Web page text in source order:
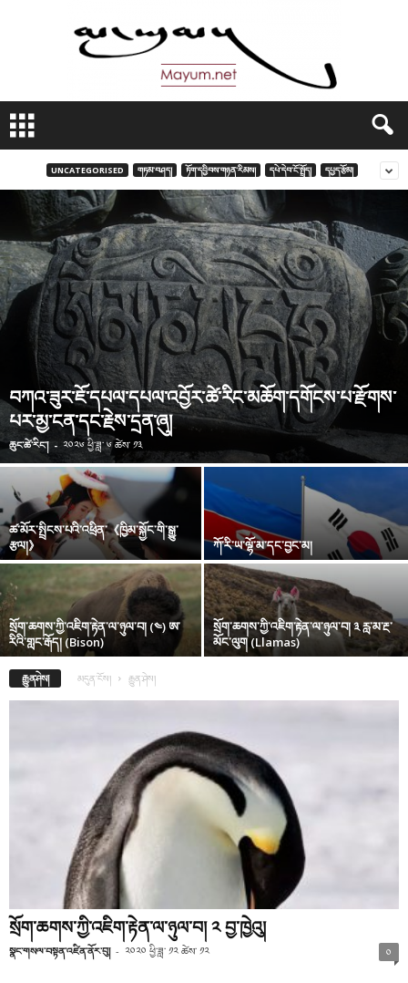
ཡུ
།
UNCATEGORISED གཏམ་བཤད། ཏོག་དབྱིབས་གཉན་རིམས། དཔེ་དེབ་ངོ་སྤྲོད། དཔྱད་རྩོམ།
བཀའ་ཟུར་ཇོ་དཔལ་དཔལ་འབྱོར་ཚེ་རིང་མཆོག་དགོངས་པ་རྫོགས་
པར་མྱ་ངན་དང་རྗེས་དྲན་ཞུ།
ཆུང་ཚེ་རིང་། - ༢༠༢༦ ཕྱི་ཟླ་ ༦ ཚེས་ ༡༣
ཚ་མོར་སྤྲིངས་པའི་འཕྲིན་《ཁྱིམ་སྐྱོང་གི་སྒྱུ་
རྩལ།》
ཀོ་རི་ཡ་ལྷོ་མ་དང་བྱང་མ།
སྲོག་ཆགས་ཀྱི་འཇིག་རྟེན་ལ་ཉུལ་བ། (༤) ཨ་
རིའི་གླང་རྒོད། (Bison)
སྲོག་ཆགས་ཀྱི་འཇིག་རྟེན་ལ་ཉུལ་བ། ༣ རླ་མ་རྔ་
མོང་ལུག (Llamas)
རྒྱུན་ཤེས། མདུན་ངོས། རྒྱུན་ཤེས།
སྲོག་ཆགས་ཀྱི་འཇིག་རྟེན་ལ་ཉུལ་བ། ༢ བྱ་ཁྱེའུ།
སྣང་གསལ་བསྟན་འཛིན་ནོར་བུ། - ༢༠༢༠ ཕྱི་ཟླ་ ༡༢ ཚེས་ ༡༢ ༠